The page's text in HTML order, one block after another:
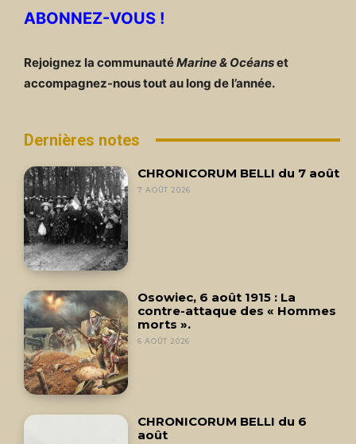
ABONNEZ-VOUS !
Rejoignez la communautéMarine & Océanset
accompagnez-nous tout au long de l’année.
Dernières notes
CHRONICORUM BELLI du 7 août
7 AOÛT 2026
Osowiec, 6 août 1915 : La
contre-attaque des « Hommes
morts ».
6 AOÛT 2026
CHRONICORUM BELLI du 6
août